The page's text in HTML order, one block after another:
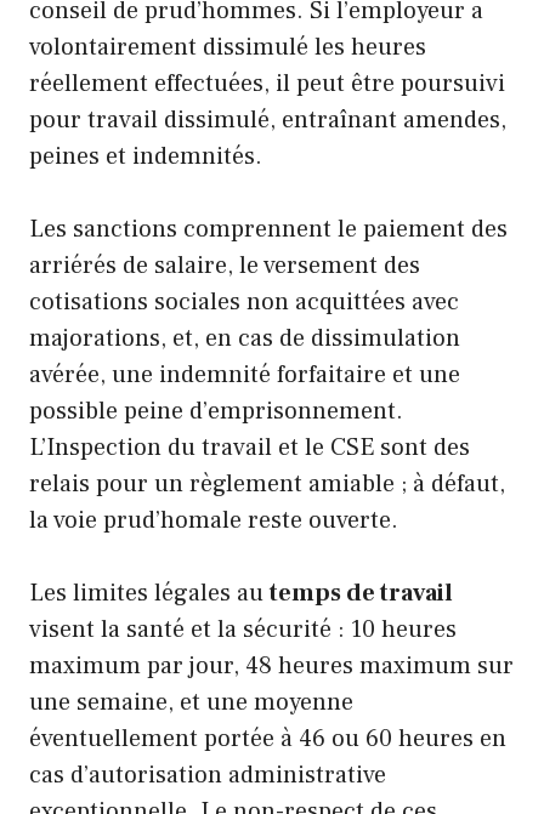
conseil de prud’hommes. Si l’employeur a
volontairement dissimulé les heures
réellement effectuées, il peut être poursuivi
pour travail dissimulé, entraînant amendes,
peines et indemnités.
Les sanctions comprennent le paiement des
arriérés de salaire, le versement des
cotisations sociales non acquittées avec
majorations, et, en cas de dissimulation
avérée, une indemnité forfaitaire et une
possible peine d’emprisonnement.
L’Inspection du travail et le CSE sont des
relais pour un règlement amiable ; à défaut,
la voie prud’homale reste ouverte.
Les limites légales autemps de travail
visent la santé et la sécurité : 10 heures
maximum par jour, 48 heures maximum sur
une semaine, et une moyenne
éventuellement portée à 46 ou 60 heures en
cas d’autorisation administrative